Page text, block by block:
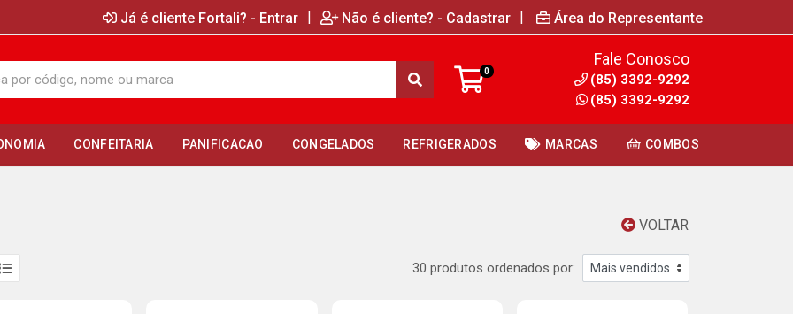
Já é cliente Fortali? - Entrar | Não é cliente? - Cadastrar | Área do Representante
0
Fale Conosco
(85) 3392-9292
(85) 3392-9292
CONFEITARIA PANIFICACAO CONGELADOS REFRIGERADOS MARCAS COMBOS
VOLTAR
30 produtos ordenados por: